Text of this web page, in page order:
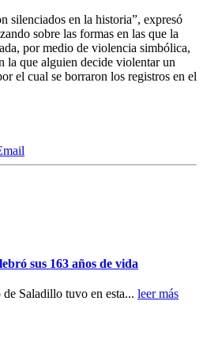
silenciados en la historia”, expresó
sobre las formas en las que la
por medio de violencia simbólica,
la que alguien decide violentar un
el cual se borraron los registros en el
sus 163 años de vida
Saladillo tuvo en esta... leer más